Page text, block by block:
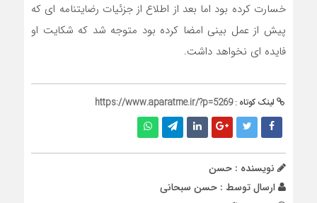
خسارت کرده بود اما بعد از اطلاع از جزئیات رضایتنامه ای که
پیش از عمل بینی امضا کرده بود متوجه شد که شکایت او
فایده ای نخواهد داشت.
لینک کوتاه :https://www.aparatme.ir/?p=5269
نویسنده : حسن
ارسال توسط : حسن سبحانی